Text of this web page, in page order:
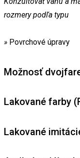
rozmery podľa typu
» Povrchové úpravy
Možnosť
Lakované farby
Lakované